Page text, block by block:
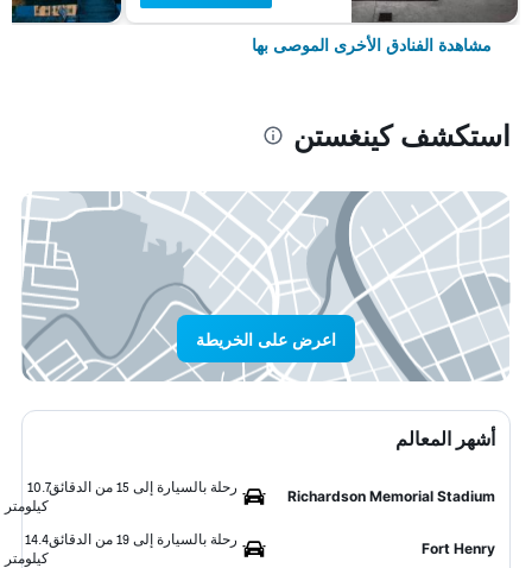
مشاهدة الفنادق الأخرى الموصى بها
استكشف كينغستن
اعرض على الخريطة
أشهر المعالم
Richardson Memorial Stadium
رحلة بالسيارة إلى 15 من الدقائق
10.7
كيلومتر
Fort Henry
رحلة بالسيارة إلى 19 من الدقائق
14.4
كيلومتر